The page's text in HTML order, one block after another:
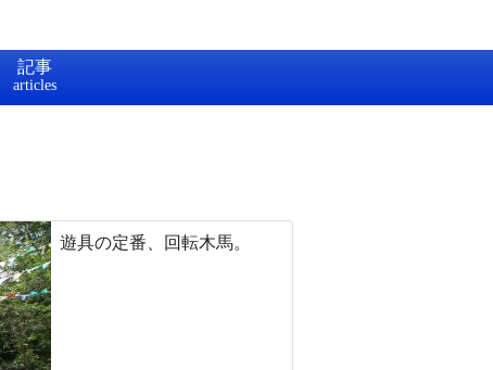
記事
遊具の定番、回転木馬。